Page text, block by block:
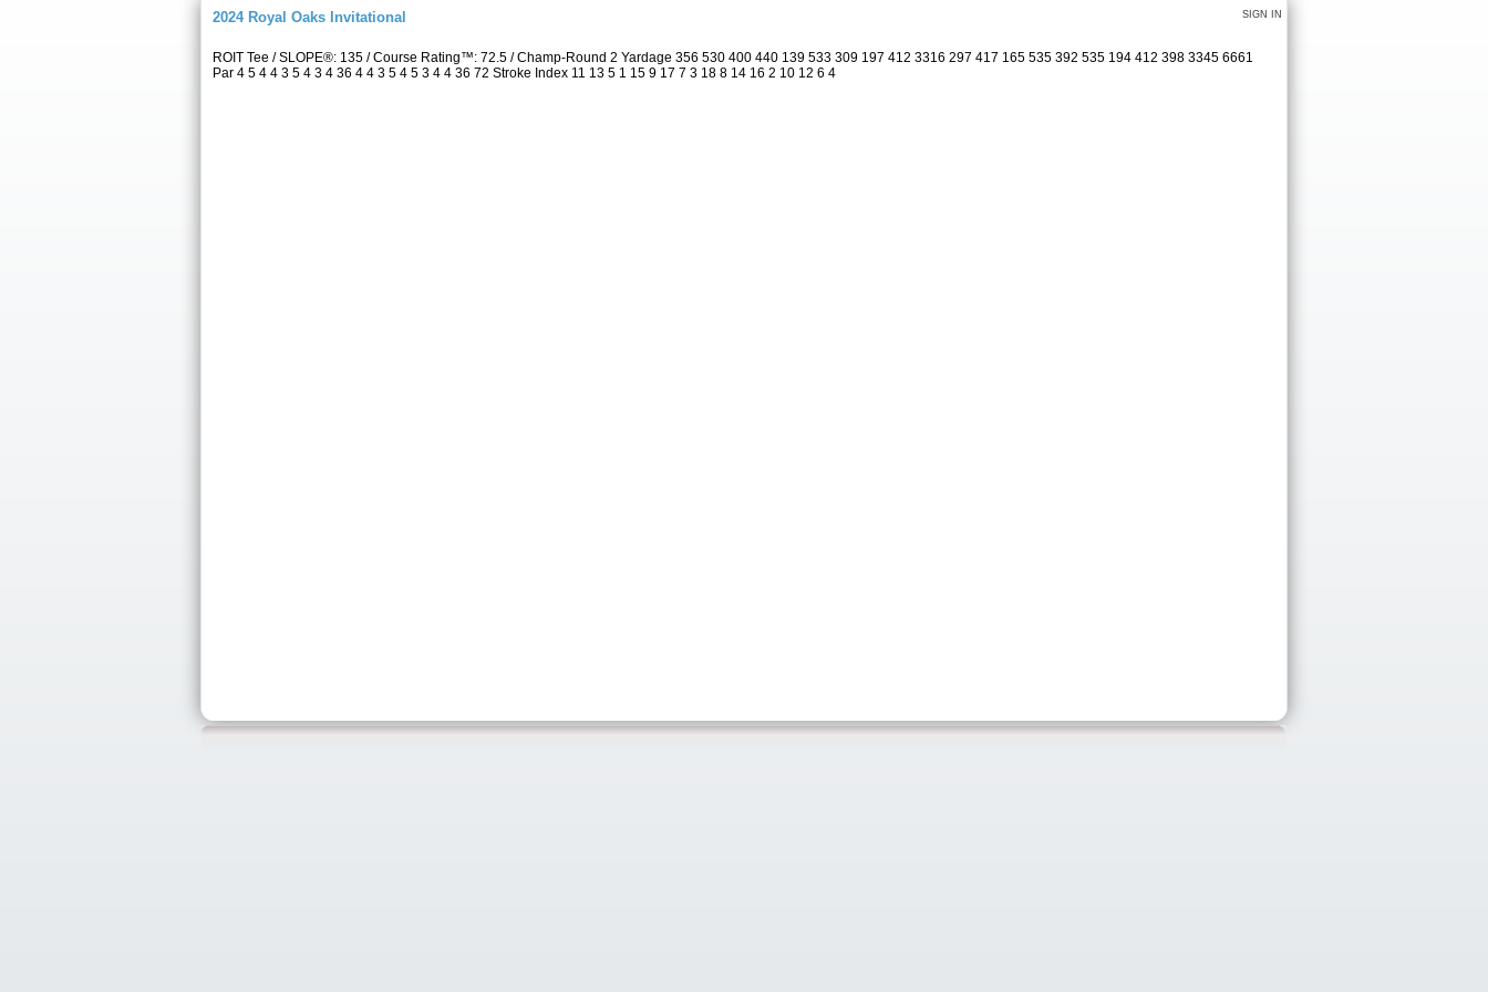
SIGN IN
2024 Royal Oaks Invitational
ROIT Tee / SLOPE®: 135 / Course Rating™: 72.5 / Champ-Round 2 Yardage 356 530 400 440 139 533 309 197 412 3316 297 417 165 535 392 535 194 412 398 3345 6661
Par 4 5 4 4 3 5 4 3 4 36 4 4 3 5 4 5 3 4 4 36 72 Stroke Index 11 13 5 1 15 9 17 7 3 18 8 14 16 2 10 12 6 4